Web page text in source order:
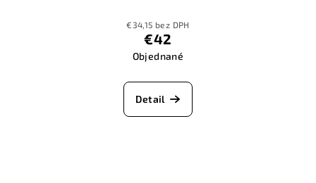
€34,15 bez DPH
€42
Objednané
Detail